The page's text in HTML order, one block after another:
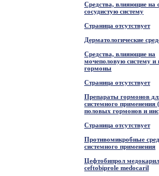
Средства, влияющие на
сосудистую систему
Страница отсутствует
Дерматологические
Средства, влияющие на
мочеполовую систему и
гормоны
Страница отсутствует
Препараты гормонов
системного применения
половых гормонов и
Страница отсутствует
Противомикробные
системного применения
Цефтобипрол
ceftobiprole medocaril